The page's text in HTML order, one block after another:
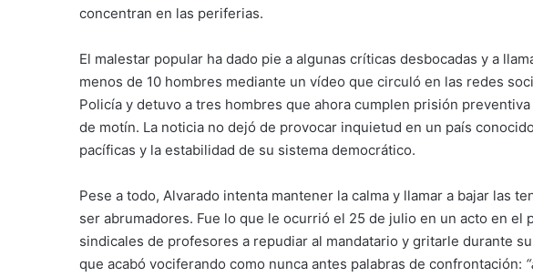
concentran en las periferias.
El malestar popular ha dado pie a algunas críticas desbocadas y a
menos de 10 hombres mediante un vídeo que circuló en las redes
Policía y detuvo a tres hombres que ahora cumplen prisión
de motín. La noticia no dejó de provocar inquietud en un país
pacíficas y la estabilidad de su sistema democrático.
Pese a todo, Alvarado intenta mantener la calma y llamar a bajar las
ser abrumadores. Fue lo que le ocurrió el 25 de julio en un acto en el
sindicales de profesores a repudiar al mandatario y gritarle durante
que acabó vociferando como nunca antes palabras de confrontación: